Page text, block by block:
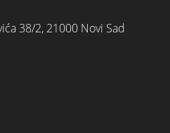
38/2, 21000 Novi Sad